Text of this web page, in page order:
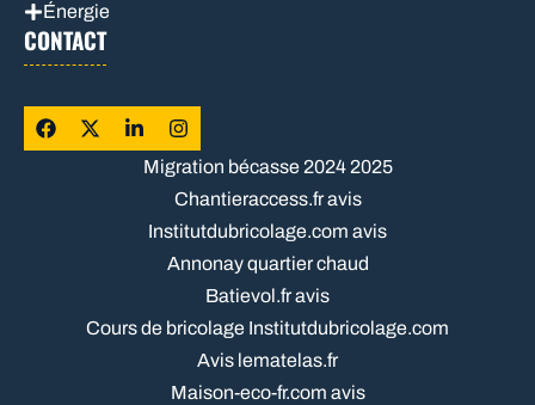
Énergie
CONTACT
Migration bécasse 2024 2025
Chantieraccess.fr avis
Institutdubricolage.com avis
Annonay quartier chaud
Batievol.fr avis
Cours de bricolage Institutdubricolage.com
Avis lematelas.fr
Maison-eco-fr.com avis